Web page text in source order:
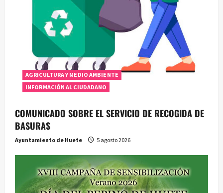
a
d
a
AGRICULTURA Y MEDIO AMBIENTE
INFORMACIÓN AL CIUDADANO
COMUNICADO SOBRE EL SERVICIO DE RECOGIDA DE
BASURAS
Ayuntamiento de Huete 5 agosto 2026